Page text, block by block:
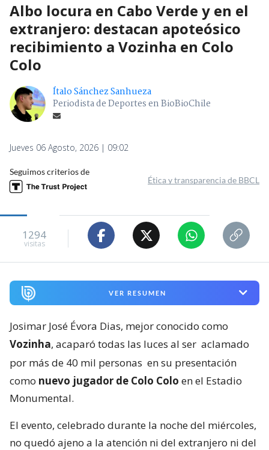
Albo locura en Cabo Verde y en el
extranjero: destacan apoteósico
recibimiento a Vozinha en Colo
Colo
Ítalo Sánchez Sanhueza
Periodista de Deportes en BioBioChile
Jueves 06 Agosto, 2026 | 09:02
Seguimos criterios de
Ética y transparencia de BBCL
1294
visitas
VER RESUMEN
Josimar José Évora Dias, mejor conocido como
Vozinha, acaparó todas las luces al ser aclamado
por más de 40 mil personas en su presentación
como nuevo jugador de Colo Colo en el Estadio
Monumental.
El evento, celebrado durante la noche del miércoles,
no quedó ajeno a la atención ni del extranjero ni del